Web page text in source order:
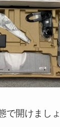
で開けましょ